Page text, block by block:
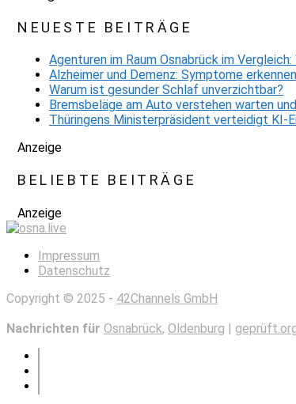
NEUESTE BEITRÄGE
Agenturen im Raum Osnabrück im
Alzheimer und Demenz: Symptome
Warum ist gesunder Schlaf unverzichtbar?
Bremsbeläge am Auto verstehen warten
Thüringens Ministerpräsident verteidigt KI-
Anzeige
BELIEBTE BEITRÄGE
Anzeige
Impressum
Datenschutz
Copyright © 2025 - 42Channels GmbH
Nachrichten für Osnabrück, Oldenburg |